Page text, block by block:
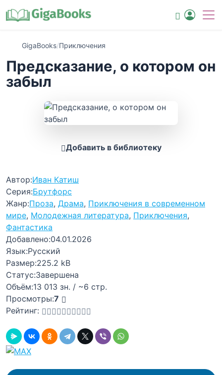
GigaBooks/Приключения
Предсказание, о котором он
забыл
Добавить в библиотеку
Автор:Иван Катиш
Серия:Брутфорс
Жанр:Проза, Драма, Приключения в современном
мире, Молодежная литература, Приключения,
Фантастика
Добавлено:04.01.2026
Язык:Русский
Размер:225.2 kB
Статус:Завершена
Объём:13 013 зн. / ~6 стр.
Просмотры:7
Рейтинг: